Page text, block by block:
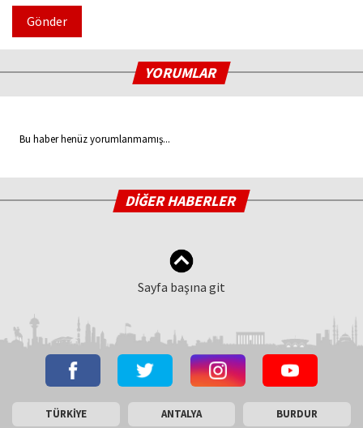
Gönder
YORUMLAR
Bu haber henüz yorumlanmamış...
DİĞER HABERLER
Sayfa başına git
TÜRKİYE ANTALYA BURDUR